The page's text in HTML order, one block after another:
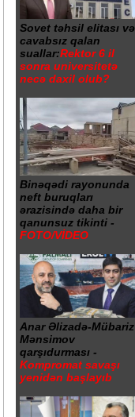
Sovet təhsil elitası və
cavabsız qalan
suallar:Rektor 6 il
sonra universitetə
necə daxil olub?
Binəqədi rayonunda
neft buruqları
ərazisində daha bir
qanunsuz tikinti -
FOTO/VİDEO
Anar Əlizadə-Mübariz
Mənsimov
qarşıdurması -
Kompromat savaşı
yenidən başlayıb